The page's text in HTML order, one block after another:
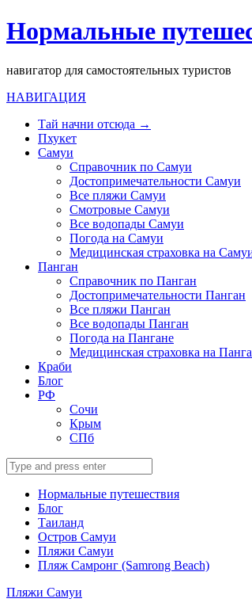
Нормальные
навигатор для самостоятельных туристов
НАВИГАЦИЯ
Тай начни отсюда →
Пхукет
Самуи
Справочник по Самуи
Достопримечательности Самуи
Все пляжи Самуи
Смотровые Самуи
Все водопады Самуи
Погода на Самуи
Медицинская страховка на
Панган
Справочник по Панган
Достопримечательности Панган
Все пляжи Панган
Все водопады Панган
Погода на Пангане
Медицинская страховка на
Краби
Блог
РФ
Сочи
Крым
СПб
Search
for:
Нормальные путешествия
Блог
Таиланд
Остров Самуи
Пляжи Самуи
Пляж Самронг (Samrong Beach)
Пляжи Самуи